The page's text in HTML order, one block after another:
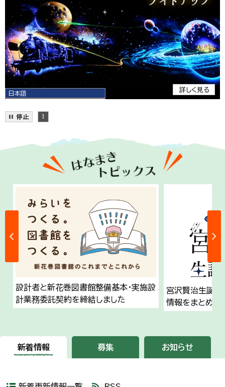
日本語
English
한국어
詳しく見る
設計者と新花巻図書館整備基本・実施設
計業務委託契約を締結しました
宮沢賢治生誕
情報をまとめて
新着情報 募集 お知らせ